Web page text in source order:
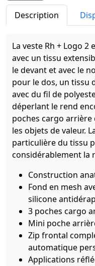
Description
La veste Rh + Logo
avec un tissu
le devant et avec le
pour le dos, un tissu
avec du fil de
déperlant le rend
poches cargo
les objets de valeur.
particulière du tissu
considérablement la
Construction
Fond en mesh
silicone
3 poches cargo
Mini poche
Zip frontal
automatique
Applications